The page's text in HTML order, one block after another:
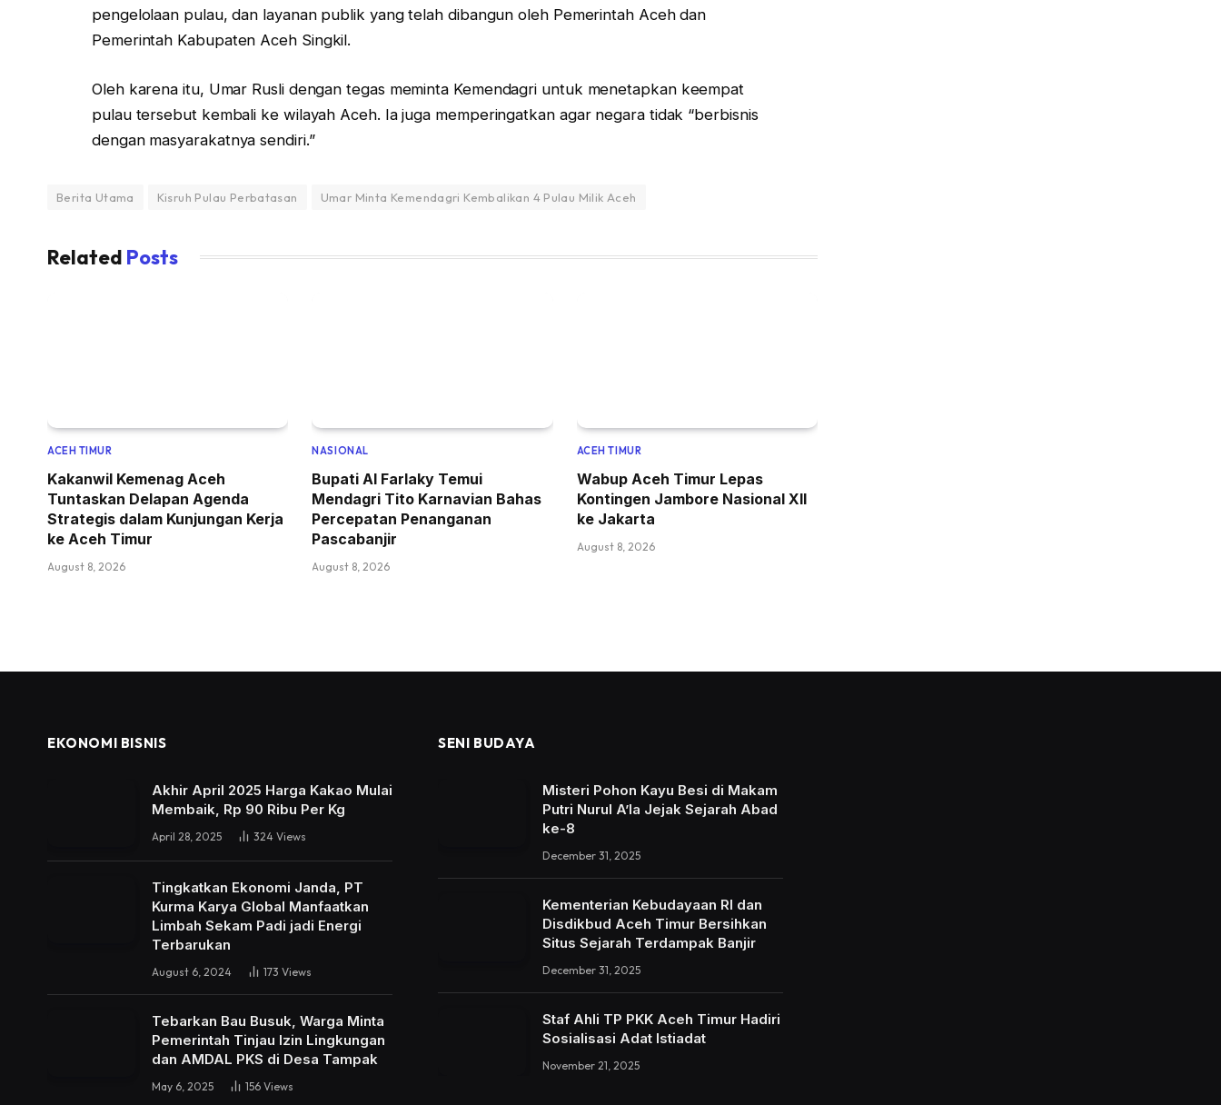
pengelolaan pulau, dan layanan publik yang telah dibangun oleh Pemerintah Aceh dan
Pemerintah Kabupaten Aceh Singkil.
Oleh karena itu, Umar Rusli dengan tegas meminta Kemendagri untuk menetapkan keempat
pulau tersebut kembali ke wilayah Aceh. Ia juga memperingatkan agar negara tidak “berbisnis
dengan masyarakatnya sendiri.”
Berita Utama Kisruh Pulau Perbatasan Umar Minta Kemendagri Kembalikan 4 Pulau Milik Aceh
Related Posts
ACEH TIMUR
Kakanwil Kemenag Aceh
Tuntaskan Delapan Agenda
Strategis dalam Kunjungan Kerja
ke Aceh Timur
August 8, 2026
NASIONAL
Bupati Al Farlaky Temui
Mendagri Tito Karnavian Bahas
Percepatan Penanganan
Pascabanjir
August 8, 2026
ACEH TIMUR
Wabup Aceh Timur Lepas
Kontingen Jambore Nasional XII
ke Jakarta
August 8, 2026
EKONOMI BISNIS
Akhir April 2025 Harga Kakao Mulai
Membaik, Rp 90 Ribu Per Kg
April 28, 2025 324 Views
Tingkatkan Ekonomi Janda, PT
Kurma Karya Global Manfaatkan
Limbah Sekam Padi jadi Energi
Terbarukan
August 6, 2024 173 Views
Tebarkan Bau Busuk, Warga Minta
Pemerintah Tinjau Izin Lingkungan
dan AMDAL PKS di Desa Tampak
May 6, 2025 156 Views
SENI BUDAYA
Misteri Pohon Kayu Besi di Makam
Putri Nurul A’la Jejak Sejarah Abad
ke-8
December 31, 2025
Kementerian Kebudayaan RI dan
Disdikbud Aceh Timur Bersihkan
Situs Sejarah Terdampak Banjir
December 31, 2025
Staf Ahli TP PKK Aceh Timur Hadiri
Sosialisasi Adat Istiadat
November 21, 2025